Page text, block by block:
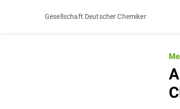
Gesellschaft Deutscher Chemiker